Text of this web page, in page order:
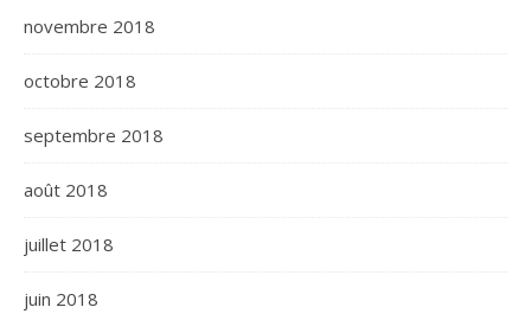
novembre 2018
octobre 2018
septembre 2018
août 2018
juillet 2018
juin 2018